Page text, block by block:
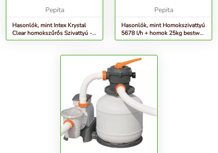
Pepita
Hasonlók, mint Intex Krystal
Clear homokszűrős Szivattyú -
2100GPH (26646)
Pepita
Hasonlók, mint Homokszivattyú
5678 l/h + homok 25kg bestway
58497